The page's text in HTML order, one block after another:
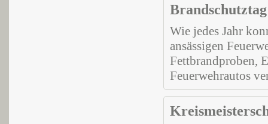
Brandschutztag
Wie jedes Jahr
ansässigen
Fettbrandproben,
Feuerwehrautos